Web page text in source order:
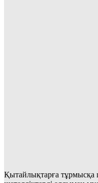
Қытайлықтарға тұрмысқа